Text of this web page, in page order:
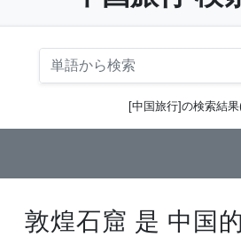
[中国旅行]の検索結
敦煌石窟 是 中国